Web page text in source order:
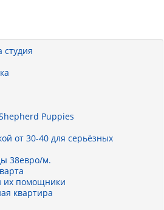
Puppies
от 30-40 для серьёзных
38евро/м.
их помощники
квартира